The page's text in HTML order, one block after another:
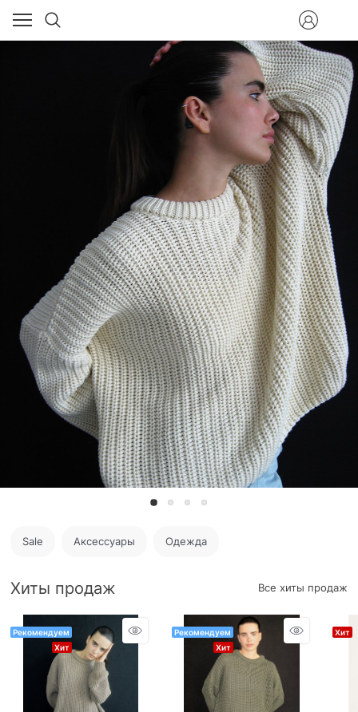
Sale Аксессуары Одежда
Хиты продаж Все хиты продаж
Рекомендуем
Хит
Рекомендуем
Хит
Хит